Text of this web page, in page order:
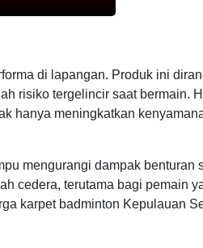
di lapangan. Produk ini
risiko tergelincir saat bermain.
hanya meningkatkan
mengurangi dampak benturan
cedera, terutama bagi pemain
karpet badminton Kepulauan